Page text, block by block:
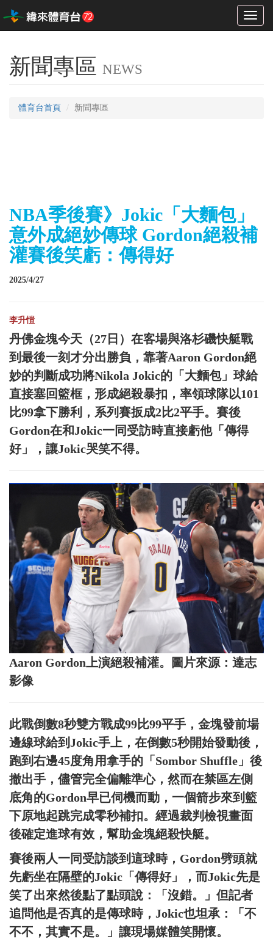
Toggle
新聞專區 NEWS
體育台首頁 新聞專區
NBA季後賽》Jokic「大麵包」
意外成絕妙傳球 Gordon絕殺補
灌賽後笑虧：傳得好
2025/4/27
李升愷
丹佛金塊今天（27日）在客場與洛杉磯快艇戰
到最後一刻才分出勝負，靠著Aaron Gordon絕
妙的判斷成功將Nikola Jokic的「大麵包」球給
直接塞回籃框，形成絕殺暴扣，率領球隊以101
比99拿下勝利，系列賽扳成2比2平手。賽後
Gordon在和Jokic一同受訪時直接虧他「傳得
好」，讓Jokic哭笑不得。
Aaron Gordon上演絕殺補灌。圖片來源：達志
影像
此戰倒數8秒雙方戰成99比99平手，金塊發前場
邊線球給到Jokic手上，在倒數5秒開始發動後，
跑到右邊45度角用拿手的「Sombor Shuffle」後
撤出手，儘管完全偏離準心，然而在禁區左側
底角的Gordon早已伺機而動，一個箭步來到籃
下原地起跳完成零秒補扣。經過裁判檢視畫面
後確定進球有效，幫助金塊絕殺快艇。
賽後兩人一同受訪談到這球時，Gordon劈頭就
先虧坐在隔壁的Jokic「傳得好」，而Jokic先是
笑了出來然後點了點頭說：「沒錯。」但記者
追問他是否真的是傳球時，Jokic也坦承：「不
不不，其實不是。」讓現場媒體笑開懷。